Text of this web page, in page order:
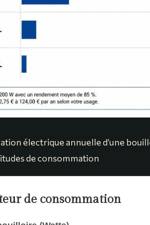
électrique annuelle d’une
de consommation
de consommation